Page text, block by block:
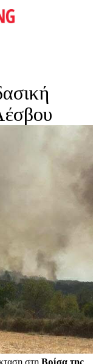
στη Βρίσα της